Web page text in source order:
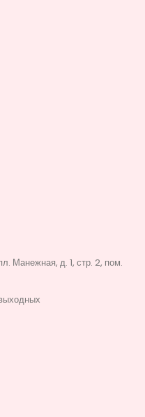
Манежная, д. 1, стр. 2, пом.